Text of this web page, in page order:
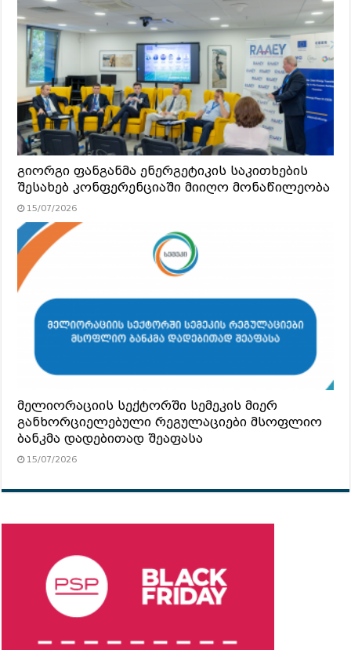
გიორგი ფანგანმა ენერგეტიკის საკითხების
შესახებ კონფერენციაში მიიღო მონაწილეობა
15/07/2026
მელიორაციის სექტორში სემეკის მიერ
განხორციელებული რეგულაციები მსოფლიო
ბანკმა დადებითად შეაფასა
15/07/2026